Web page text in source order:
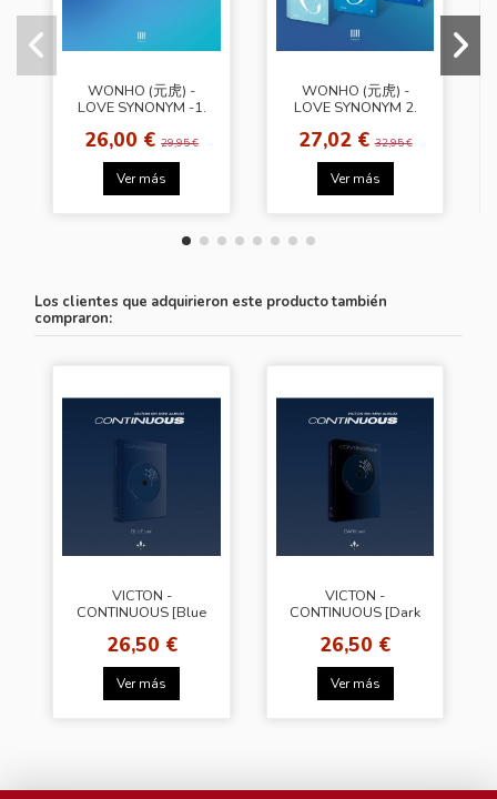
WONHO (元虎) -
LOVE SYNONYM -1.
26,00 €29,95 €
Ver más
WONHO (元虎) -
LOVE SYNONYM 2.
27,02 €32,95 €
Ver más
Los clientes que adquirieron este producto también
compraron:
VICTON -
CONTINUOUS [Blue
26,50 €
Ver más
VICTON -
CONTINUOUS [Dark
26,50 €
Ver más